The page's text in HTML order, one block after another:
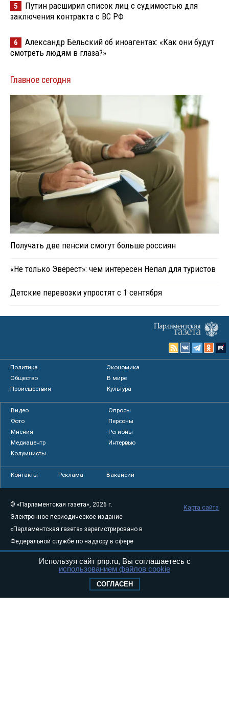
5
Путин расширил список лиц с судимостью для
заключения контракта с ВС РФ
6
Александр Бельский об иноагентах: «Как они будут
смотреть людям в глаза?»
Главное сегодня
Получать две пенсии смогут больше россиян
«Не только Эверест»: чем интересен Непал для туристов
Детские перевозки упростят с 1 сентября
Политика
Экономика
Общество
В мире
Происшествия
Культура
Видео
Опросы
Фото
Персоны
Мнения
Регионы
Медиацентр
Интервью
Колумнисты
Контакты Реклама Вакансии
© «Парламентская газета», 2026 г.
Электронное периодическое издание
«Парламентская газета» зарегистрировано в
Федеральной службе по надзору в сфере
связи, информационных технологий и
массовых коммуникаций (Роскомнадзор) 05
Свидетельство о регистрации Эл № ФС77-
Карта сайта
Используя сайт pnp.ru, Вы соглашаетесь с
использованием файлов cookie
СОГЛАСЕН